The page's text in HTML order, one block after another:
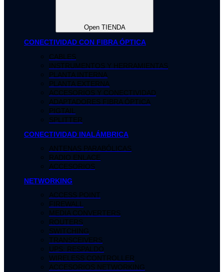
Open TIENDA
CONECTIVIDAD CON FIBRA ÓPTICA
CABLES
INSTRUMENTOS Y HERRAMIENTAS
PLANTA INTERNA
PLANTA EXTERNA
ACCESORIOS Y CONECTIVIDAD
ADAPTADORES FIBRA ÓPTICA
PIGTAIL
SPLITTER
CONECTIVIDAD INALÁMBRICA
ANTENAS PARABÓLICAS
RADIO ENLACE
ACCESORIOS
NETWORKING
ACCESS POINT
FIREWALL
MEDIA CONVERTERS
ROUTERS
SWITCHING
TRANSCEIVERS
UPS: RESPALDO
WIRELESS CONTROLLER
ACCESORIOS NETWORKING